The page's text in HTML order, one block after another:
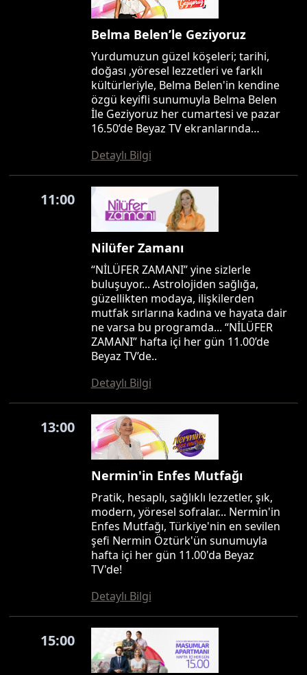
Belma Belen’le Geziyoruz
Yurdumuzun güzel köşeleri; tarihi,
doğası ,yöresel lezzetleri ve farklı
kültürleriyle, Belma Belen'in kendine
özgü keyifli sunumuyla Belma Belen
İle Geziyoruz her cumartesi ve pazar
16.50’de Beyaz TV ekranlarında…
Detaylı Bilgi
11:00
Nilüfer Zamanı
“NİLÜFER ZAMANI” yine sizlerle
buluşuyor... Astrolojiden sağlığa,
güzellikten modaya, ilişkilerden
mutfak sırlarına kadına ve hayata dair
ne varsa bu programda... “NİLÜFER
ZAMANI” hafta içi her gün 11.00’de
Beyaz TV’de..
Detaylı Bilgi
13:00
Nermin'in Enfes Mutfağı
Pratik, hesaplı, sağlıklı lezzetler, şık,
modern, yöresel sofralar... Nermin'in
Enfes Mutfağı, Türkiye'nin en sevilen
şefi Nermin Öztürk'ün sunumuyla
hafta içi her gün 11.00'da Beyaz
TV'de!
Detaylı Bilgi
15:00